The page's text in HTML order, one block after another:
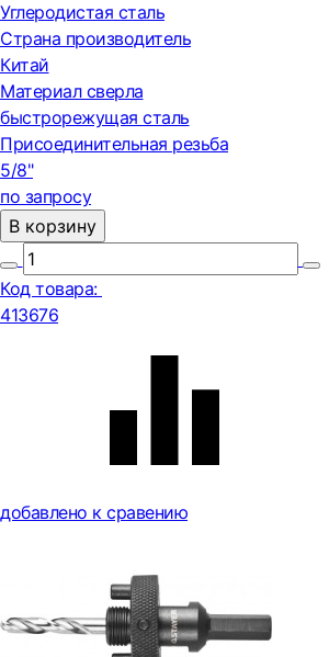
Углеродистая сталь
Страна производитель
Китай
Материал сверла
быстрорежущая сталь
Присоединительная резьба
5/8"
по запросу
В корзину
Код товара:
413676
добавлено к сравению